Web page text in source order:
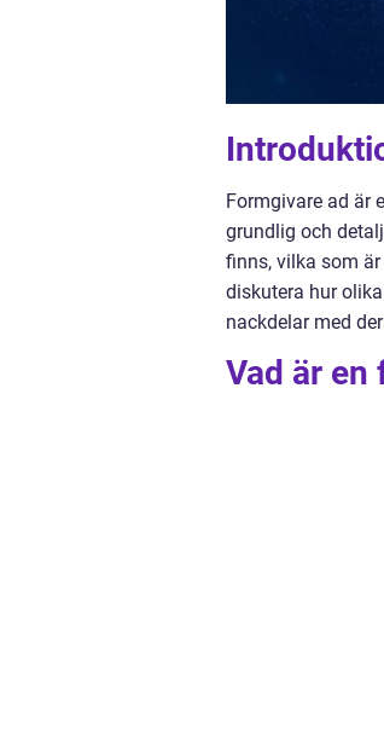
Formgivare ad är
grundlig och
finns, vilka som
diskutera hur
nackdelar med
Vad är en